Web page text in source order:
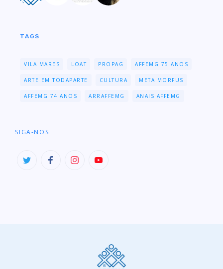
TAGS
VILA MARES LOAT PROPAG AFFEMG 75 ANOS
ARTE EM TODAPARTE CULTURA META MORFUS
AFFEMG 74 ANOS ARRAFFEMG ANAIS AFFEMG
SIGA-NOS